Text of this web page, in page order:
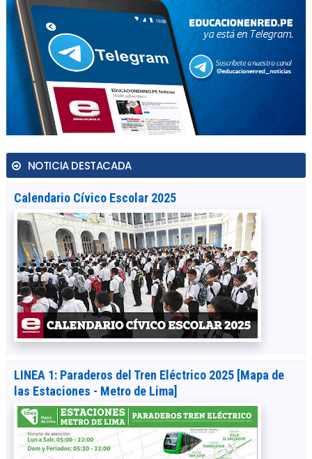
NOTICIA DESTACADA
Calendario Cívico Escolar 2025
LINEA 1: Paraderos del Tren Eléctrico 2025 [Mapa de
las Estaciones - Metro de Lima]